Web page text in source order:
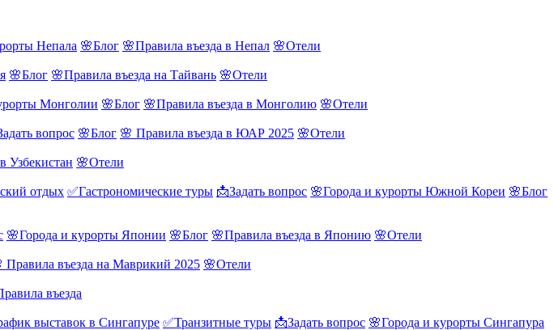
Непала 🌸Блог 🌸Правила въезда в Непал 🌸Отели
🌸Блог 🌸Правила въезда на Тайвань 🌸Отели
Монголии 🌸Блог 🌸Правила въезда в Монголию 🌸Отели
вопрос 🌸Блог 🌸 Правила въезда в ЮАР 2025 🌸Отели
Узбекистан 🌸Отели
отдых ✅Гастрономические туры 📩Задать вопрос 🌸Города и курорты Южной Кореи 🌸Блог
🌸Города и курорты Японии 🌸Блог 🌸Правила въезда в Японию 🌸Отели
Правила въезда на Маврикий 2025 🌸Отели
въезда
выставок в Сингапуре ✅Транзитные туры 📩Задать вопрос 🌸Города и курорты Сингапура